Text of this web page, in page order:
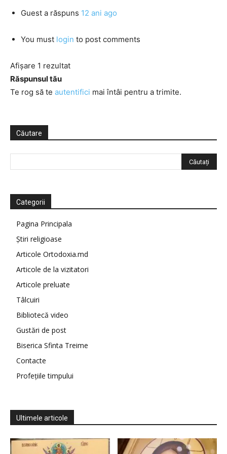
Guest a răspuns 12 ani ago
You must login to post comments
Afișare 1 rezultat
Răspunsul tău
Te rog să te autentifici mai întâi pentru a trimite.
Căutare
Categorii
Pagina Principala
Știri religioase
Articole Ortodoxia.md
Articole de la vizitatori
Articole preluate
Tâlcuiri
Bibliotecă video
Gustări de post
Biserica Sfinta Treime
Contacte
Profețiile timpului
Ultimele articole